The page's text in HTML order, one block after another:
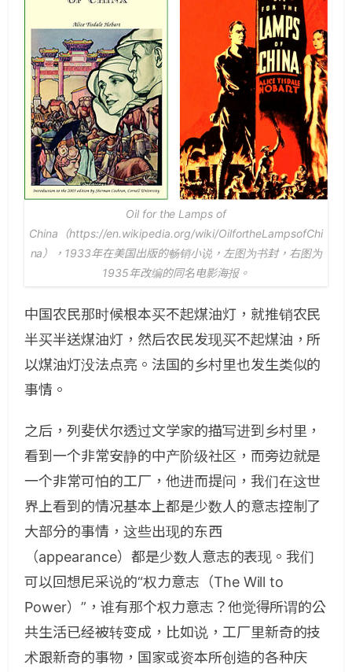
Oil for the Lamps of
China（https://en.wikipedia.org/wiki/OilfortheLampsofChi
na），1933年在美国出版的畅销小说，左图为书封，右图为
1935年改编的同名电影海报。
中国农民那时候根本买不起煤油灯，就推销农民
半买半送煤油灯，然后农民发现买不起煤油，所
以煤油灯没法点亮。法国的乡村里也发生类似的
事情。
之后，列斐伏尔透过文学家的描写进到乡村里，
看到一个非常安静的中产阶级社区，而旁边就是
一个非常可怕的工厂，他进而提问，我们在这世
界上看到的情况基本上都是少数人的意志控制了
大部分的事情，这些出现的东西
（appearance）都是少数人意志的表现。我们
可以回想尼采说的“权力意志（The Will to
Power）”，谁有那个权力意志？他觉得所谓的公
共生活已经被转变成，比如说，工厂里新奇的技
术跟新奇的事物，国家或资本所创造的各种庆